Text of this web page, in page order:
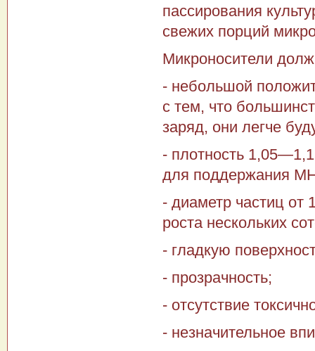
пассирования
свежих порций
Микроносители
- небольшой
с тем, что
заряд, они легче
- плотность
для поддержания
- диаметр частиц от
роста нескольких
- гладкую
- прозрачность;
- отсутствие
- незначительное